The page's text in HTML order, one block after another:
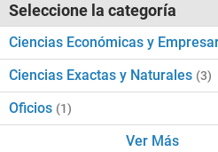
Seleccione la categoría
Ciencias Económicas y
Ciencias Exactas y Naturales (3)
Oficios (1)
Ver Más